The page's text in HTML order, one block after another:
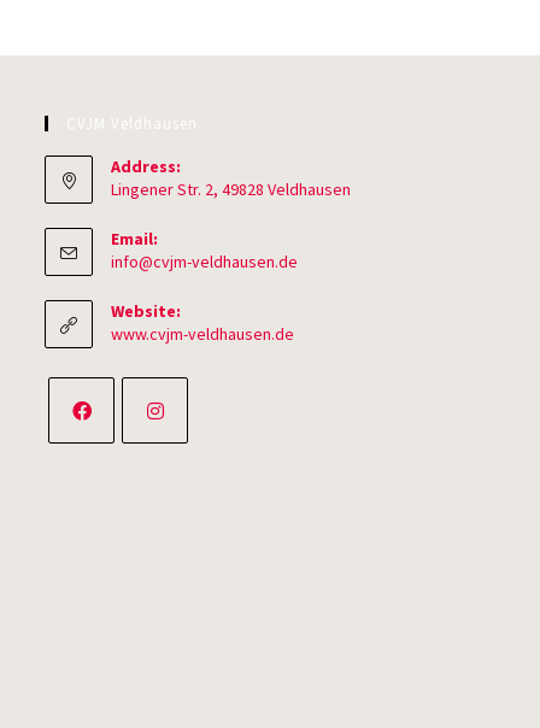
CVJM Veldhausen
Address:
Lingener Str. 2, 49828 Veldhausen
Email:
info@cvjm-veldhausen.de
Website:
www.cvjm-veldhausen.de